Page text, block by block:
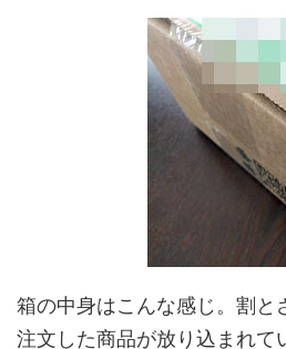
箱の中身はこんな感じ。割と
注文した商品が放り込まれて